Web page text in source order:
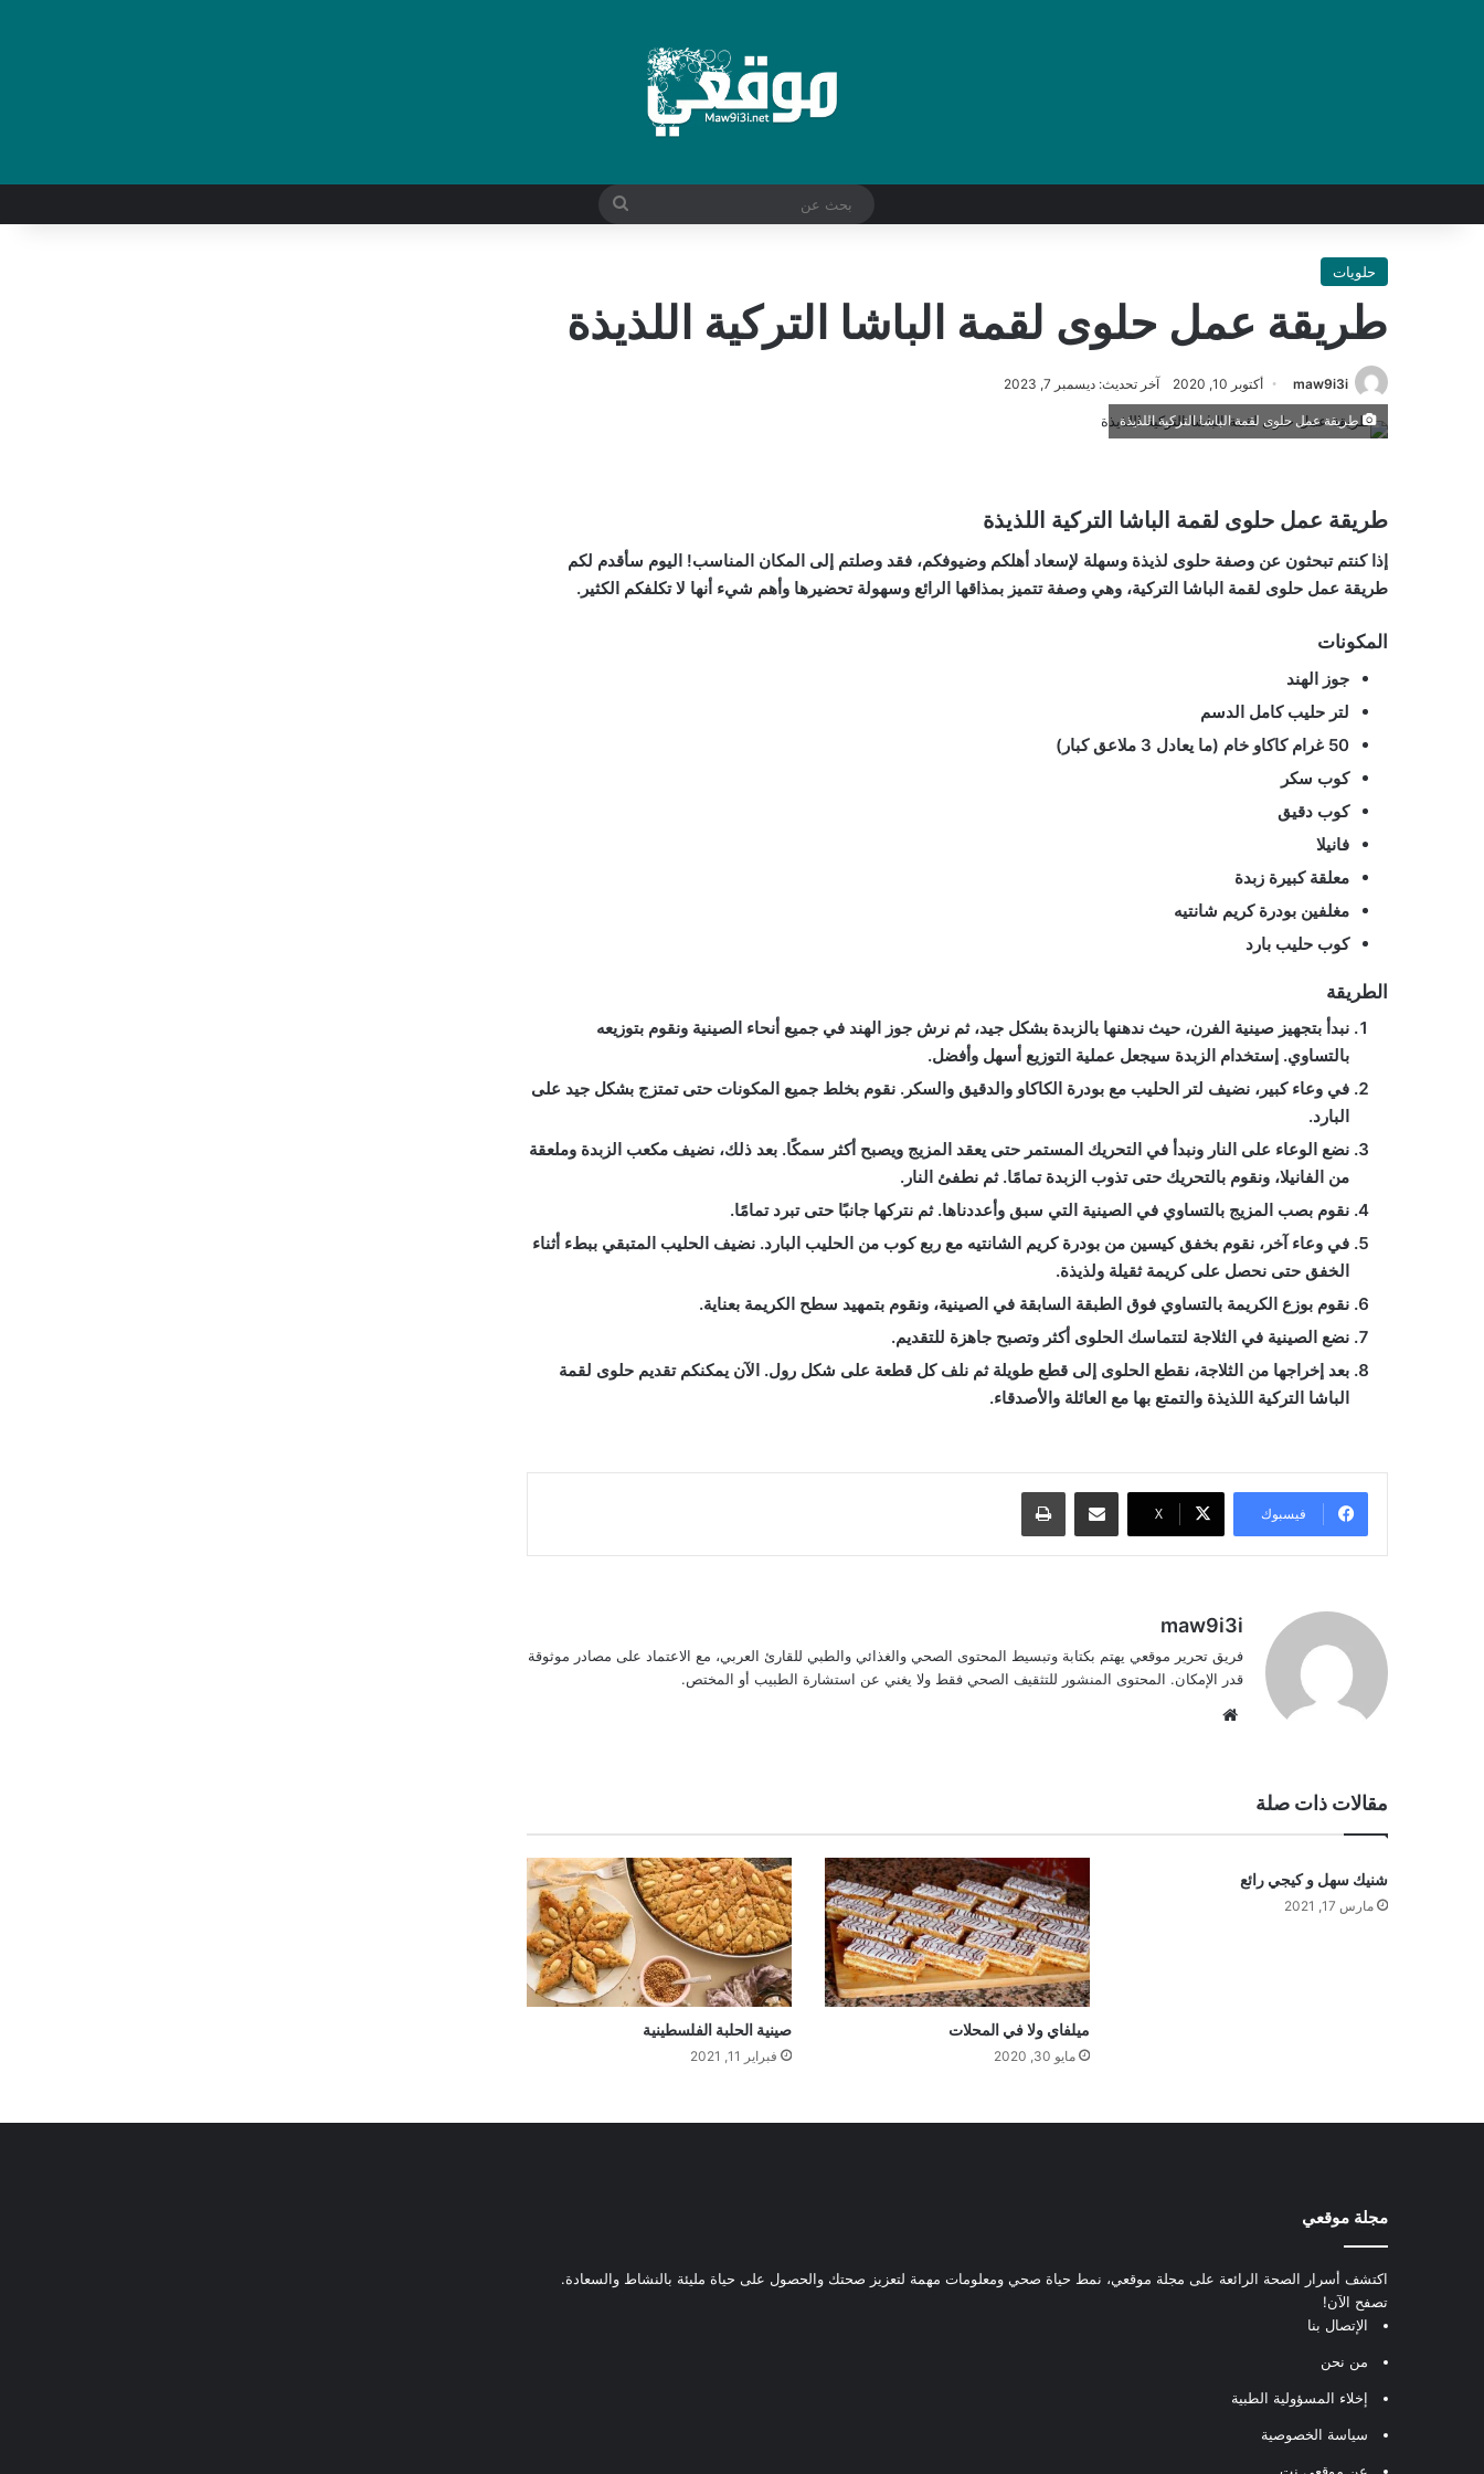
بحث
حلويات
طريقة عمل حلوى لقمة الباشا التركية اللذيذة
maw9i3i أكتوبر 10, 2020 آخر تحديث: ديسمبر 7, 2023
طريقة عمل حلوى لقمة الباشا التركية اللذيذة
طريقة عمل حلوى لقمة الباشا التركية اللذيذة
إذا كنتم تبحثون عن وصفة حلوى لذيذة وسهلة لإسعاد أهلكم وضيوفكم، فقد وصلتم إلى المكان المناسب! اليوم سأقدم لكم
طريقة عمل حلوى لقمة الباشا التركية، وهي وصفة تتميز بمذاقها الرائع وسهولة تحضيرها وأهم شيء أنها لا تكلفكم الكثير.
المكونات
جوز الهند
لتر حليب كامل الدسم
50 غرام كاكاو خام (ما يعادل 3 ملاعق كبار)
كوب سكر
كوب دقيق
فانيلا
معلقة كبيرة زبدة
مغلفين بودرة كريم شانتيه
كوب حليب بارد
الطريقة
نبدأ بتجهيز صينية الفرن، حيث ندهنها بالزبدة بشكل جيد، ثم نرش جوز الهند في جميع أنحاء الصينية ونقوم بتوزيعه
بالتساوي. إستخدام الزبدة سيجعل عملية التوزيع أسهل وأفضل.
في وعاء كبير، نضيف لتر الحليب مع بودرة الكاكاو والدقيق والسكر. نقوم بخلط جميع المكونات حتى تمتزج بشكل جيد على
البارد.
نضع الوعاء على النار ونبدأ في التحريك المستمر حتى يعقد المزيج ويصبح أكثر سمكًا. بعد ذلك، نضيف مكعب الزبدة وملعقة
من الفانيلا، ونقوم بالتحريك حتى تذوب الزبدة تمامًا. ثم نطفئ النار.
نقوم بصب المزيج بالتساوي في الصينية التي سبق وأعددناها. ثم نتركها جانبًا حتى تبرد تمامًا.
في وعاء آخر، نقوم بخفق كيسين من بودرة كريم الشانتيه مع ربع كوب من الحليب البارد. نضيف الحليب المتبقي ببطء أثناء
الخفق حتى نحصل على كريمة ثقيلة ولذيذة.
نقوم بوزع الكريمة بالتساوي فوق الطبقة السابقة في الصينية، ونقوم بتمهيد سطح الكريمة بعناية.
نضع الصينية في الثلاجة لتتماسك الحلوى أكثر وتصبح جاهزة للتقديم.
بعد إخراجها من الثلاجة، نقطع الحلوى إلى قطع طويلة ثم نلف كل قطعة على شكل رول. الآن يمكنكم تقديم حلوى لقمة
الباشا التركية اللذيذة والتمتع بها مع العائلة والأصدقاء.
فيسبوك ‫X
مشاركة عبر البريد طباعة
maw9i3i
فريق تحرير موقعي يهتم بكتابة وتبسيط المحتوى الصحي والغذائي والطبي للقارئ العربي، مع الاعتماد على مصادر موثوقة
قدر الإمكان. المحتوى المنشور للتثقيف الصحي فقط ولا يغني عن استشارة الطبيب أو المختص.
مقالات ذات صلة
شنيك سهل و كيجي رائع
مارس 17, 2021
ميلفاي ولا في المحلات
مايو 30, 2020
صينية الحلبة الفلسطينية
فبراير 11, 2021
مجلة موقعي
اكتشف أسرار الصحة الرائعة على مجلة موقعي، نمط حياة صحي ومعلومات مهمة لتعزيز صحتك والحصول على حياة مليئة بالنشاط والسعادة.
تصفح الآن!
الإتصال بنا
من نحن
إخلاء المسؤولية الطبية
سياسة الخصوصية
عن موقعي.نت